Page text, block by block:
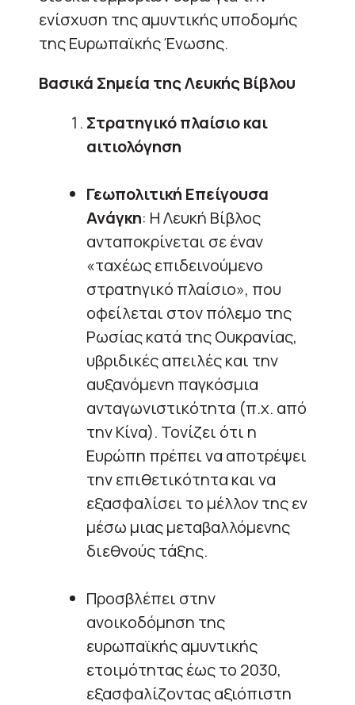
ενίσχυση της αμυντικής υποδομής
της Ευρωπαϊκής Ένωσης.
Βασικά Σημεία της Λευκής Βίβλου
Στρατηγικό πλαίσιο και
αιτιολόγηση
Γεωπολιτική Επείγουσα
Ανάγκη: Η Λευκή Βίβλος
ανταποκρίνεται σε έναν
«ταχέως επιδεινούμενο
στρατηγικό πλαίσιο», που
οφείλεται στον πόλεμο της
Ρωσίας κατά της Ουκρανίας,
υβριδικές απειλές και την
αυξανόμενη παγκόσμια
ανταγωνιστικότητα (π.χ. από
την Κίνα). Τονίζει ότι η
Ευρώπη πρέπει να αποτρέψει
την επιθετικότητα και να
εξασφαλίσει το μέλλον της εν
μέσω μιας μεταβαλλόμενης
διεθνούς τάξης.
Προσβλέπει στην
ανοικοδόμηση της
ευρωπαϊκής αμυντικής
ετοιμότητας έως το 2030,
εξασφαλίζοντας αξιόπιστη